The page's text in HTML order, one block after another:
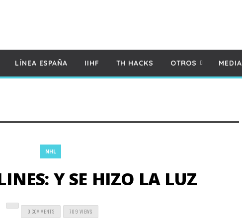
LÍNEA ESPAÑA IIHF TH HACKS OTROS MEDIA
NHL
Y SE HIZO LA LUZ
0 COMMENTS 709 VIEWS